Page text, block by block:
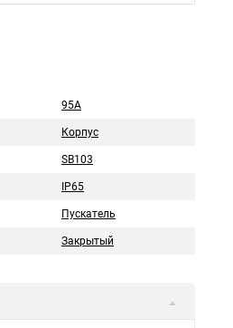
95А
Корпус
SB103
IР65
Пускатель
Закрытый